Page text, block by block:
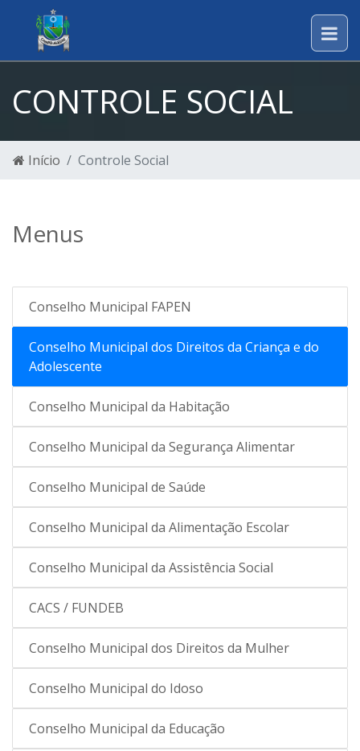
CONTROLE SOCIAL
Início Controle Social
Menus
Conselho Municipal FAPEN
Conselho Municipal dos Direitos da Criança e do
Adolescente
Conselho Municipal da Habitação
Conselho Municipal da Segurança Alimentar
Conselho Municipal de Saúde
Conselho Municipal da Alimentação Escolar
Conselho Municipal da Assistência Social
CACS / FUNDEB
Conselho Municipal dos Direitos da Mulher
Conselho Municipal do Idoso
Conselho Municipal da Educação